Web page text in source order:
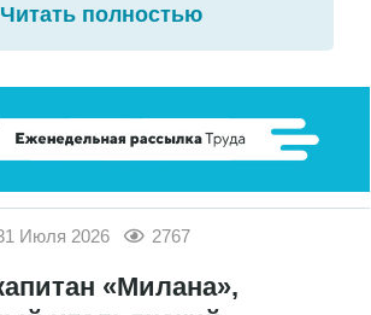
Читать полностью
Июля 2026 2767
«Милана»,